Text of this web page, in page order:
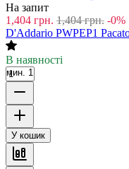
На запит
1,404 грн. 1,404 грн. -0%
D'Addario PWPEP1
В наявності
мин. 1
У кошик